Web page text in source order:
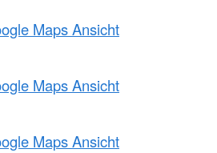
Maps Ansicht
Maps Ansicht
Maps Ansicht